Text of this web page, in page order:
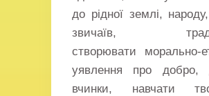
до рідної землі,
звичаїв,
створювати морально-
уявлення про добро,
вчинки, навчати